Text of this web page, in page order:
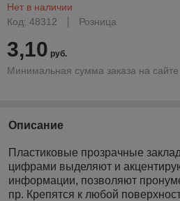
Нет в наличии
Код: 48312
Розница
3,10 руб.
Минимальная сумма заказа на
Описание
Пластиковые прозрачные
цифрами выделяют и
информации, позволяют
пр. Крепятся к любой